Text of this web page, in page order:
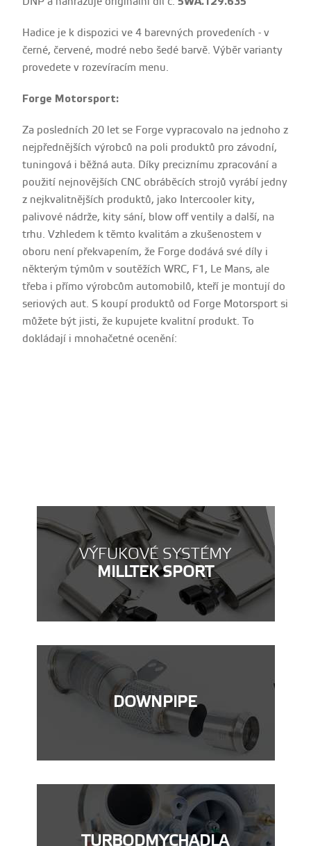
Hadice je k dispozici ve 4 barevných provedeních - v
černé, červené, modré nebo šedé barvě. Výběr varianty
provedete v rozevíracím menu.
Forge Motorsport:
Za posledních 20 let se Forge vypracovalo na jednoho z
nejpřednějších výrobců na poli produktů pro závodní,
tuningová i běžná auta. Díky preciznímu zpracování a
použití nejnovějších CNC obráběcích strojů vyrábí jedny
z nejkvalitnějších produktů, jako Intercooler kity,
palivové nádrže, kity sání, blow off ventily a další, na
trhu. Vzhledem k těmto kvalitám a zkušenostem v
oboru není překvapením, že Forge dodává své díly i
některým týmům v soutěžích WRC, F1, Le Mans, ale
třeba i přímo výrobcům automobilů, kteří je montují do
seriových aut. S koupí produktů od Forge Motorsport si
můžete být jisti, že kupujete kvalitní produkt. To
dokládají i mnohačetné ocenění:
VÝFUKOVÉ SYSTÉMY
MILLTEK SPORT
DOWNPIPE
TURBODMYCHADLA